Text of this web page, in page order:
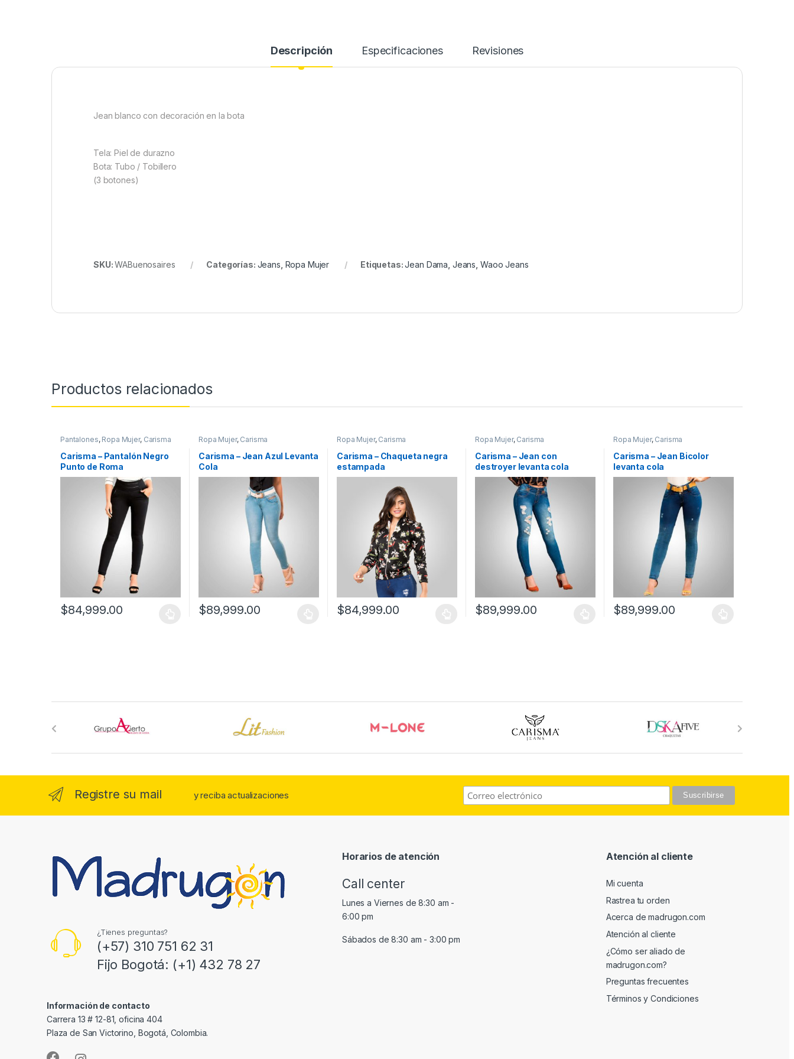
Descripción Especificaciones Revisiones
Jean blanco con decoración en la bota
Tela: Piel de durazno
Bota: Tubo / Tobillero
(3 botones)
SKU:WABuenosaires Categorías: Jeans Ropa Mujer Etiquetas:Jean Dama Jeans Waoo Jeans
Productos relacionados
Pantalones, Ropa Mujer, Carisma
Carisma – Pantalón Negro
Punto de Roma
$84,999.00
Ropa Mujer, Carisma
Carisma – Jean Azul Levanta
Cola
$89,999.00
Ropa Mujer, Carisma
Carisma – Chaqueta negra
estampada
$84,999.00
Ropa Mujer, Carisma
Carisma – Jean con
destroyer levanta cola
$89,999.00
Ropa Mujer, Carisma
Carisma – Jean Bicolor
levanta cola
$89,999.00
Registre su mail y reciba actualizaciones
¿Tienes preguntas?
(+57) 310 751 62 31
Fijo Bogotá: (+1) 432 78 27
Información de contacto
Carrera 13 # 12-81, oficina 404
Plaza de San Victorino, Bogotá, Colombia.
Horarios de atención
Call center
Lunes a Viernes de 8:30 am -
6:00 pm
Sábados de 8:30 am - 3:00 pm
Atención al cliente
Mi cuenta
Rastrea tu orden
Acerca de madrugon.com
Atención al cliente
¿Cómo ser aliado de
madrugon.com?
Preguntas frecuentes
Términos y Condiciones